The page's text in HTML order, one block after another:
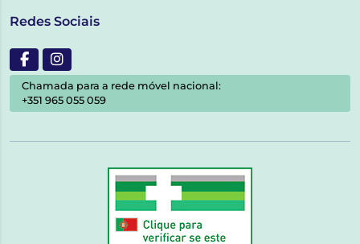
Redes Sociais
Chamada para a rede móvel nacional:
+351 965 055 059